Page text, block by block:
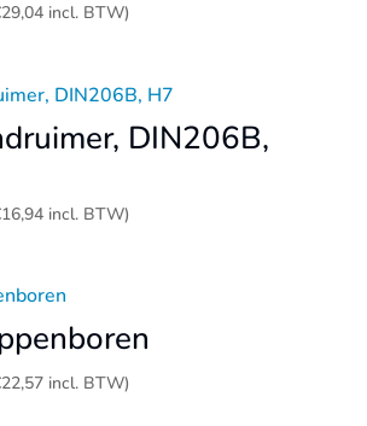
29,04incl. BTW)
DIN206B,
16,94incl. BTW)
22,57incl. BTW)